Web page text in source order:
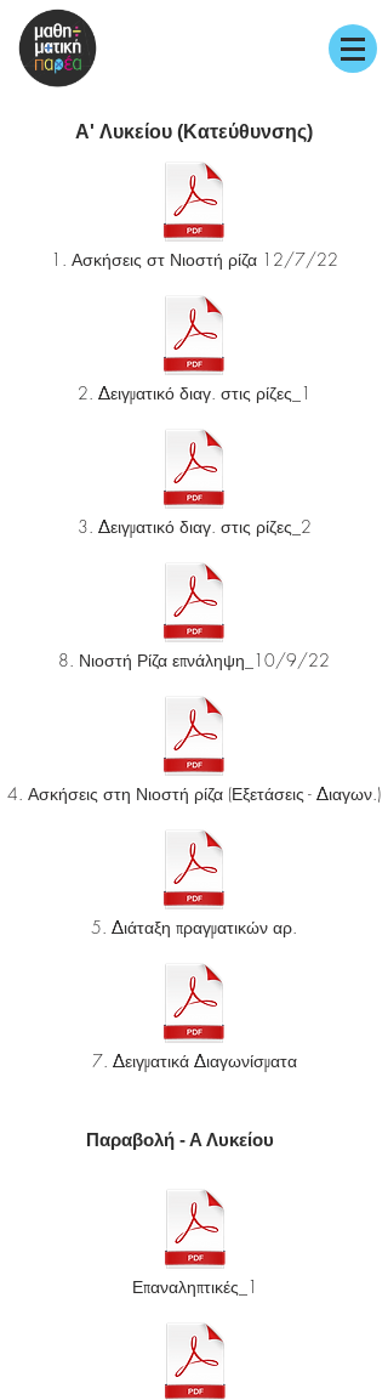
A' Λυκείου (Κατεύθυνσης)
1. Ασκήσεις στ Νιοστή ρίζα 12/7/22
2. Δειγματικό διαγ. στις ρίζες_1
3. Δειγματικό διαγ. στις ρίζες_2
8. Νιοστή Ρίζα επνάληψη_10/9/22
4. Ασκήσεις στη Νιοστή ρίζα (Εξετάσεις - Διαγων.)
5. Διάταξη πραγματικών αρ.
7. Δειγματικά Διαγωνίσματα
Παραβολή - Α Λυκείου
Επαναληπτικές_1